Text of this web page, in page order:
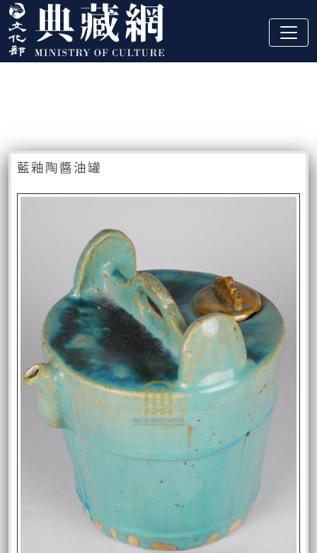
跳到主要內容
:::
藍釉陶醬油罐